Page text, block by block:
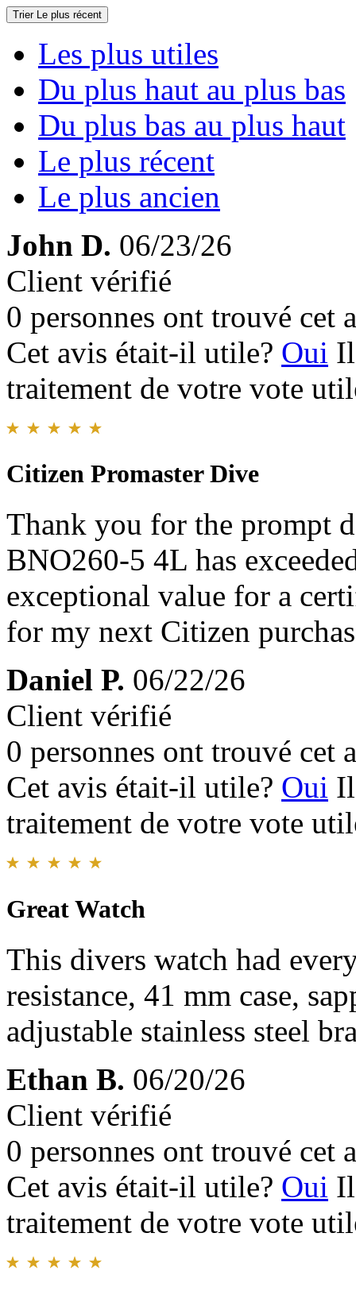
Trier Le plus récent
Les plus utiles
Du plus haut au plus bas
Du plus bas au plus haut
Le plus récent
Le plus ancien
John D. 06/23/26
Client vérifié
0 personnes ont trouvé cet
Cet avis était-il utile? Oui
traitement de votre vote
Citizen Promaster Dive
Thank you for the prompt
BNO260-5 4L has
exceptional value for a
for my next Citizen
Daniel P. 06/22/26
Client vérifié
0 personnes ont trouvé cet
Cet avis était-il utile? Oui
traitement de votre vote
Great Watch
This divers watch had
resistance, 41 mm case,
adjustable stainless steel
Ethan B. 06/20/26
Client vérifié
0 personnes ont trouvé cet
Cet avis était-il utile? Oui
traitement de votre vote